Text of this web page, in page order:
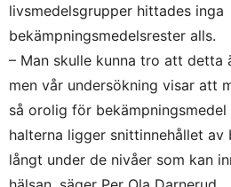
livsmedelsgrupper hittades inga
bekämpningsmedelsrester alls.
– Man skulle kunna tro att detta
men vår undersökning visar att
så orolig för
halterna ligger snittinnehållet av
långt under de nivåer som kan